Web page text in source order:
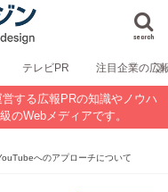
search
テレビPR 注目企業の広
する広報PRの知識やノウハ
のWebメディアです。
へのアプローチについて